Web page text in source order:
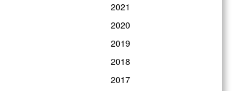
2021
2020
2019
2018
2017